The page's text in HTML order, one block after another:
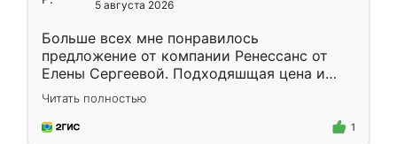
5 августа 2026
Больше всех мне понравилось
предложение от компании Ренессанс от
Елены Сергеевой. Подходяшщая цена и
короткие сроки изготовления. Приехавший
для замера сотрудник Владислав
предложил по моему эскизу самый
Читать полностью
1